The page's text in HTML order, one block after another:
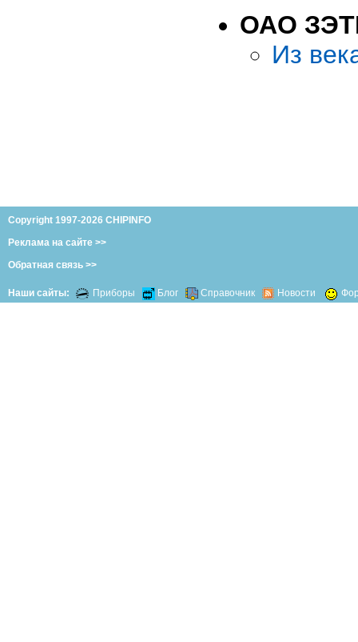
ОАО
Из
Copyright 1997-2026 CHIPINFO
Реклама на сайте >>
Обратная связь >>
Наши сайты: Приборы Блог Справочник Новости